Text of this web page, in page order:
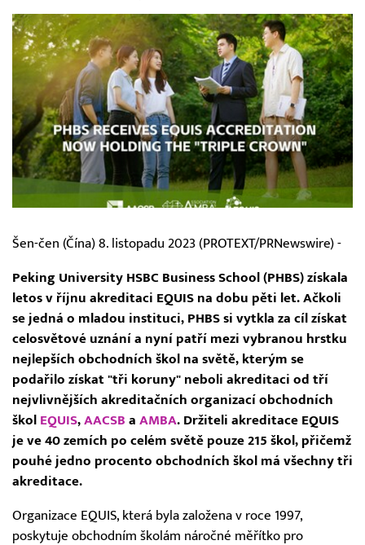
Šen-čen (Čína) 8. listopadu 2023 (PROTEXT/PRNewswire) -
Peking University HSBC Business School (PHBS) získala
letos v říjnu akreditaci EQUIS na dobu pěti let. Ačkoli
se jedná o mladou instituci, PHBS si vytkla za cíl získat
celosvětové uznání a nyní patří mezi vybranou hrstku
nejlepších obchodních škol na světě, kterým se
podařilo získat "tři koruny" neboli akreditaci od tří
nejvlivnějších akreditačních organizací obchodních
škol EQUIS, AACSB a AMBA. Držiteli akreditace EQUIS
je ve 40 zemích po celém světě pouze 215 škol, přičemž
pouhé jedno procento obchodních škol má všechny tři
akreditace.
Organizace EQUIS, která byla založena v roce 1997,
poskytuje obchodním školám náročné měřítko pro